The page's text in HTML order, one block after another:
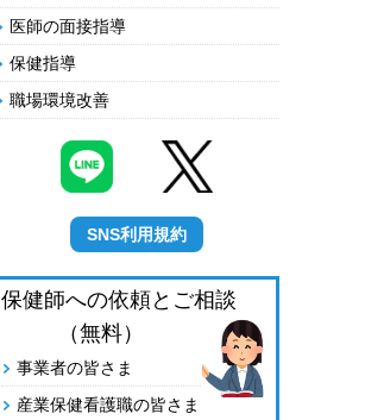
医師の面接指導
保健指導
職場環境改善
SNS利用規約
保健師への依頼とご相談
（無料）
事業者の皆さま
産業保健看護職の皆さま